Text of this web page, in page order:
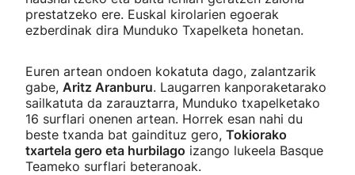
prestatzeko ere. Euskal kirolarien egoerak
ezberdinak dira Munduko Txapelketa honetan.
Euren artean ondoen kokatuta dago, zalantzarik
gabe, Aritz Aranburu. Laugarren kanporaketarako
sailkatuta da zarauztarra, Munduko txapelketako
16 surflari onenen artean. Horrek esan nahi du
beste txanda bat gaindituz gero, Tokiorako
txartela gero eta hurbilago izango lukeela Basque
Teameko surflari beteranoak.